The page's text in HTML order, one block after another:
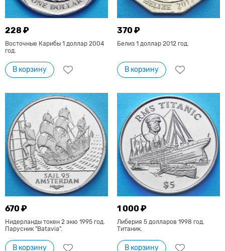
228 ₽
Восточные Карибы 1 доллар 2004
год.
В корзину
370 ₽
Белиз 1 доллар 2012 год.
В корзину
670 ₽
Нидерланды токен 2 экю 1995 год.
Парусник "Batavia".
В корзину
1 000 ₽
Либерия 5 долларов 1998 год.
Титаник.
В корзину